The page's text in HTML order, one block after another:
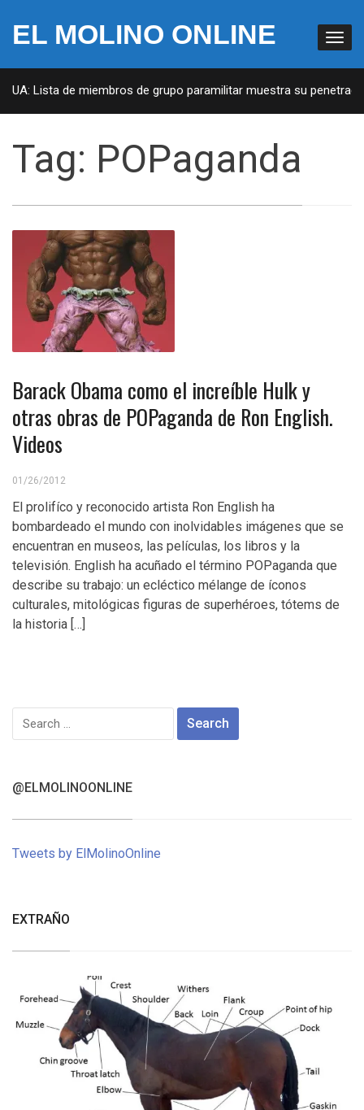
EL MOLINO ONLINE
Lista de miembros de grupo paramilitar muestra su
Tag: POPaganda
Barack Obama como el increíble Hulk y
otras obras de POPaganda de Ron English.
Videos
01/26/2012
El prolifíco y reconocido artista Ron English ha
bombardeado el mundo con inolvidables imágenes que se
encuentran en museos, las películas, los libros y la
televisión. English ha acuñado el término POPaganda que
describe su trabajo: un ecléctico mélange de íconos
culturales, mitológicas figuras de superhéroes, tótems de
la historia […]
Search
for:
@ELMOLINOONLINE
Tweets by ElMolinoOnline
EXTRAÑO